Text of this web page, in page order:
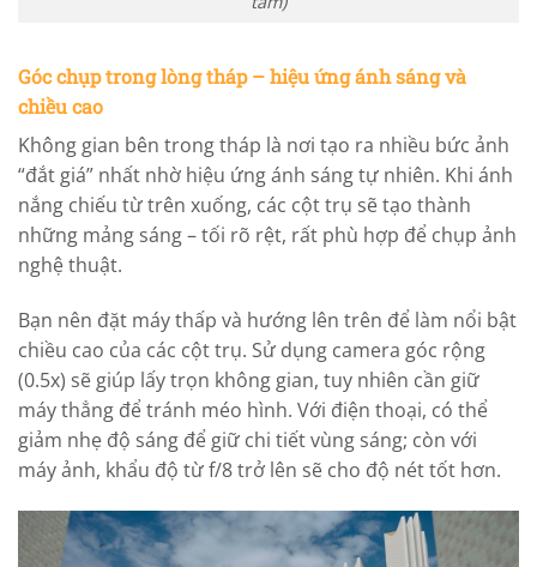
Góc chụp trong lòng tháp – hiệu ứng ánh sáng và
chiều cao
Không gian bên trong tháp là nơi tạo ra nhiều bức ảnh
“đắt giá” nhất nhờ hiệu ứng ánh sáng tự nhiên. Khi ánh
nắng chiếu từ trên xuống, các cột trụ sẽ tạo thành
những mảng sáng – tối rõ rệt, rất phù hợp để chụp ảnh
nghệ thuật.
Bạn nên đặt máy thấp và hướng lên trên để làm nổi bật
chiều cao của các cột trụ. Sử dụng camera góc rộng
(0.5x) sẽ giúp lấy trọn không gian, tuy nhiên cần giữ
máy thẳng để tránh méo hình. Với điện thoại, có thể
giảm nhẹ độ sáng để giữ chi tiết vùng sáng; còn với
máy ảnh, khẩu độ từ f/8 trở lên sẽ cho độ nét tốt hơn.